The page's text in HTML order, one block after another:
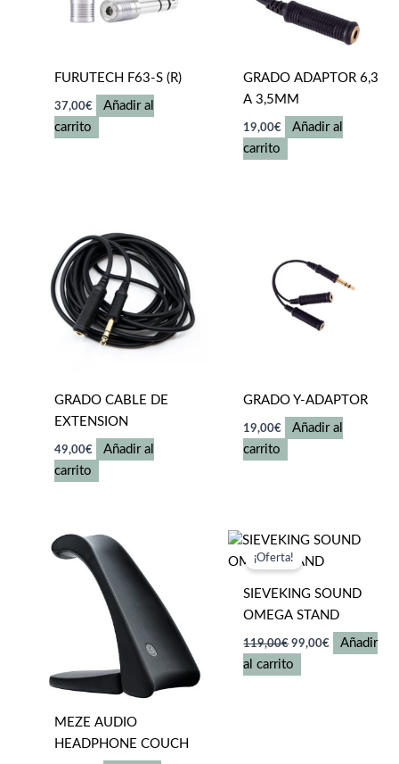
FURUTECH F63-S (R)
37,00€
Añadir al
carrito
GRADO ADAPTOR 6,3
A 3,5MM
19,00€
Añadir al
carrito
GRADO CABLE DE
EXTENSION
49,00€
Añadir al
carrito
GRADO Y-ADAPTOR
19,00€
Añadir al
carrito
MEZE AUDIO
HEADPHONE COUCH
¡Oferta!
SIEVEKING SOUND
OMEGA STAND
119,00€El
precio
original
99,00€
precio
Añadir
al carrito